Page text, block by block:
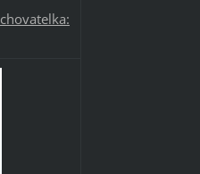
chovatelka: